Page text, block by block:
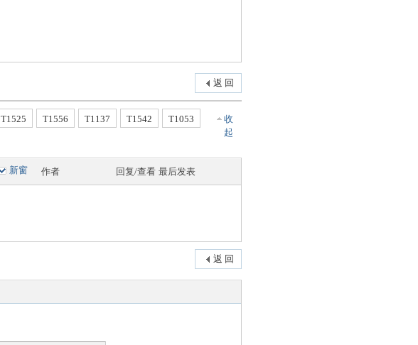
返 回
收
起
T1525 T1556 T1137 T1542 T1053
新窗 作者 回复/查看 最后发表
返 回